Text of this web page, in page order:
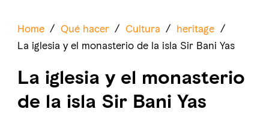
Home / Qué hacer / Cultura / heritage /
La iglesia y el monasterio de la isla Sir Bani Yas
La iglesia y el monasterio
de la isla Sir Bani Yas